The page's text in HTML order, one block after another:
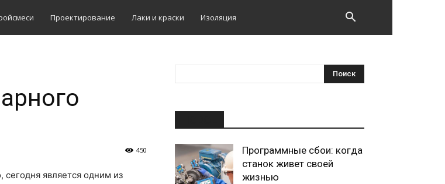
Проектирование Лаки и краски Изоляция
450
сегодня является одним из
Программные сбои: когда
станок живет своей
жизнью